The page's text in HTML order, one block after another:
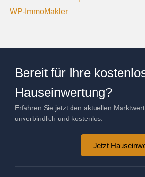
WP-ImmoMakler
Bereit für Ihre
Hauseinwertung?
Erfahren Sie jetzt den aktuellen
unverbindlich und kostenlos.
Jetzt